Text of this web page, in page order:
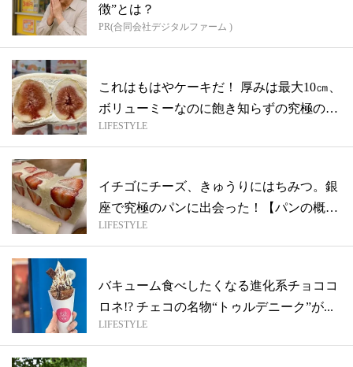
徴”とは？
PR(合同会社デジタルファーム )
これはもはやケーキだ！ 厚みは最大10㎝、
ボリューミーなのに飽き知らずの究極の
【...
LIFESTYLE
イチゴにチーズ、きゅうりにはちみつ。銀
座で究極のパンに出会った！【パンの概念
を覆...
LIFESTYLE
バキューム食べしたくなる進化系チョココ
ロネ!? チェコの名物“トゥルデニーク”が...
LIFESTYLE